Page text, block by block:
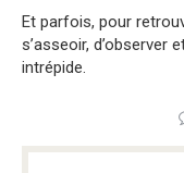
Et parfois, pour
s’asseoir, d’observer
intrépide.